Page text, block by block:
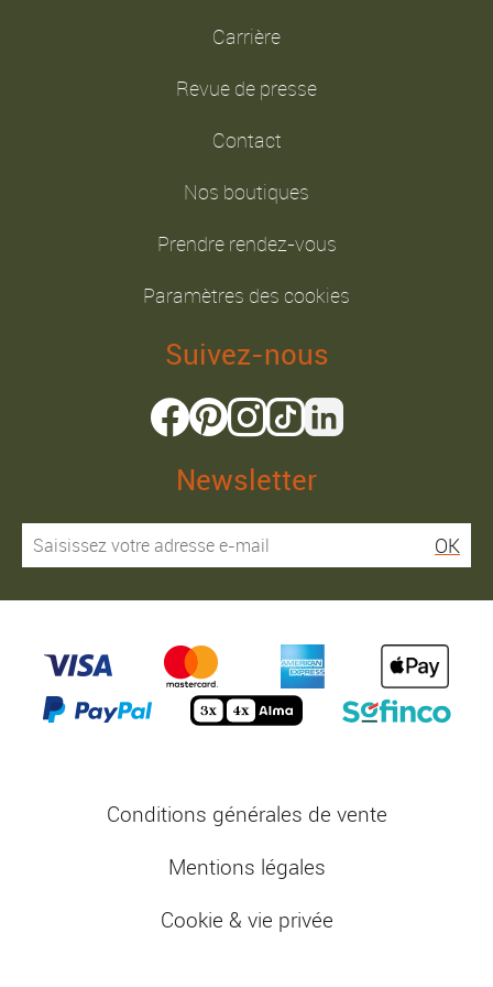
Carrière
Revue de presse
Contact
Nos boutiques
Prendre rendez-vous
Paramètres des cookies
Suivez-nous
Newsletter
OK
Conditions générales de vente
Mentions légales
Cookie & vie privée